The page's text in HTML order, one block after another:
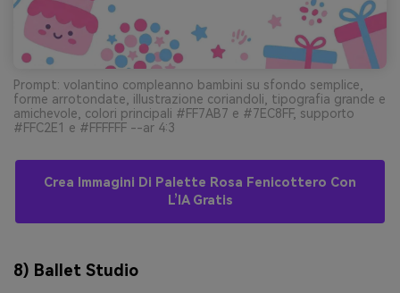
Prompt: volantino compleanno bambini su sfondo semplice,
forme arrotondate, illustrazione coriandoli, tipografia grande e
amichevole, colori principali #FF7AB7 e #7EC8FF, supporto
#FFC2E1 e #FFFFFF --ar 4:3
Crea Immagini Di Palette Rosa Fenicottero Con
L’IA Gratis
8) Ballet Studio